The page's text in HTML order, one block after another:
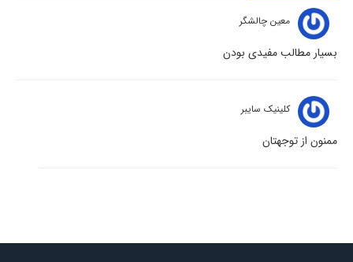
معین چالشگر
بسیار مطالب مفیدی بودن
کلینیک سایبر
ممنون از توجهتان